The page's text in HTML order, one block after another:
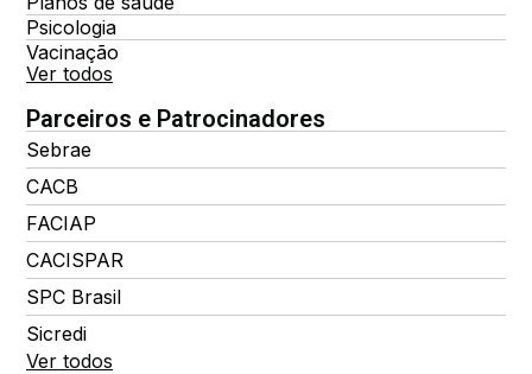
Psicologia
Vacinação
Ver todos
Parceiros e Patrocinadores
Sebrae
CACB
FACIAP
CACISPAR
SPC Brasil
Sicredi
Ver todos